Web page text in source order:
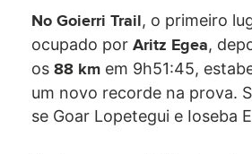
No Goierri Trail, o primeiro
ocupado por Aritz Egea,
os 88 km em 9h51:45,
um novo recorde na prova.
se Goar Lopetegui e Ioseba